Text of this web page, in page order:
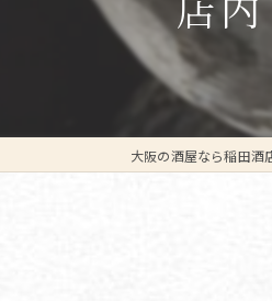
大阪の酒屋なら稲田酒